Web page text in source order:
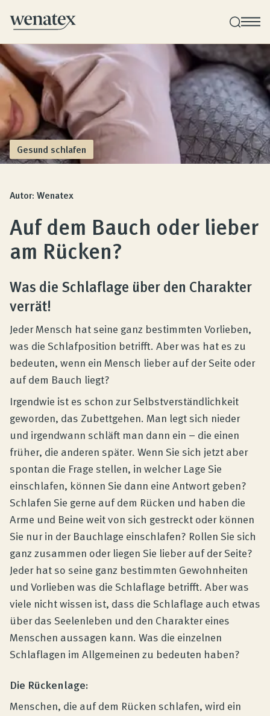
Wenatex Schlafberatung
Produktberatung zu Hause oder online!
Produkte
Qualität und Garantie
Kundenbewertungen
Unternehmen
Kontakt
Magazin
Gesund schlafen
Autor: Wenatex
Auf dem Bauch oder lieber
am Rücken?
Was die Schlaflage über den Charakter
verrät!
Jeder Mensch hat seine ganz bestimmten Vorlieben,
was die Schlafposition betrifft. Aber was hat es zu
bedeuten, wenn ein Mensch lieber auf der Seite oder
auf dem Bauch liegt?
Irgendwie ist es schon zur Selbstverständlichkeit
geworden, das Zubettgehen. Man legt sich nieder
und irgendwann schläft man dann ein – die einen
früher, die anderen später. Wenn Sie sich jetzt aber
spontan die Frage stellen, in welcher Lage Sie
einschlafen, können Sie dann eine Antwort geben?
Schlafen Sie gerne auf dem Rücken und haben die
Arme und Beine weit von sich gestreckt oder können
Sie nur in der Bauchlage einschlafen? Rollen Sie sich
ganz zusammen oder liegen Sie lieber auf der Seite?
Jeder hat so seine ganz bestimmten Gewohnheiten
und Vorlieben was die Schlaflage betrifft. Aber was
viele nicht wissen ist, dass die Schlaflage auch etwas
über das Seelenleben und den Charakter eines
Menschen aussagen kann. Was die einzelnen
Schlaflagen im Allgemeinen zu bedeuten haben?
Die Rückenlage:
Menschen, die auf dem Rücken schlafen, wird ein